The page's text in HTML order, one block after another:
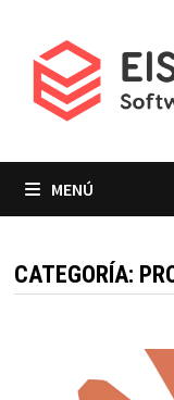
contenido
MENÚ
CATEGORÍA: